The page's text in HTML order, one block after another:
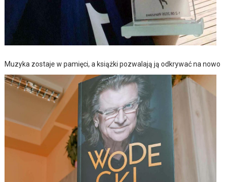
Muzyka zostaje w pamięci, a książki pozwalają ją odkrywać na nowo